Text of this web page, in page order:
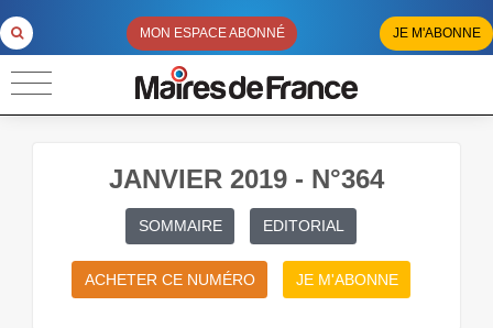
MON ESPACE ABONNÉ JE M'ABONNE
JANVIER 2019 - N°364
SOMMAIRE EDITORIAL
ACHETER CE NUMÉRO JE M'ABONNE